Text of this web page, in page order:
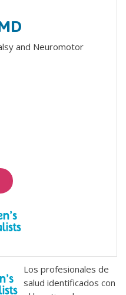
and Neuromotor
Los profesionales de
salud identificados con